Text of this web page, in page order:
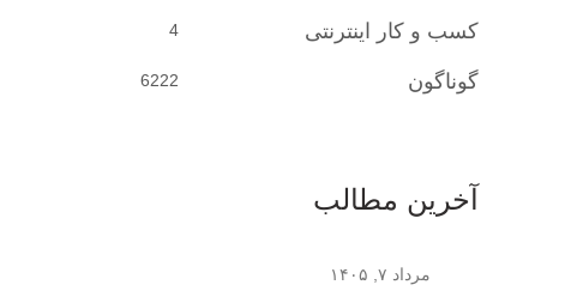
4 کسب و کار اینترنتی
6222 گوناگون
آخرین مطالب
مرداد ۷, ۱۴۰۵